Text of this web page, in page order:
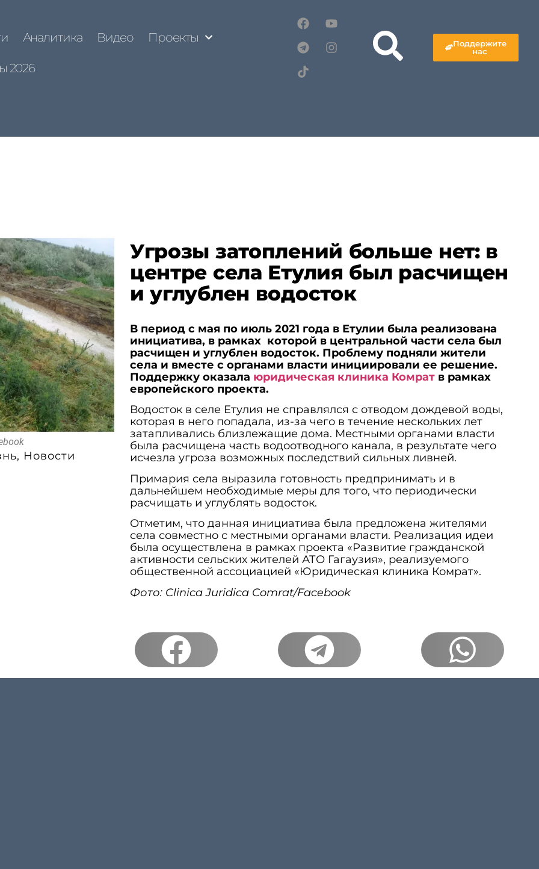
Аналитика Видео Проекты
2026
Поддержите
нас
, Новости
Угрозы затоплений больше нет: в
центре села Етулия был расчищен
и углублен водосток
В период с мая по июль 2021 года в Етулии была реализована
инициатива, в рамках которой в центральной части села был
расчищен и углублен водосток. Проблему подняли жители
села и вместе с органами власти инициировали ее решение.
Поддержку оказала юридическая клиника Комратв рамках
европейского проекта.
Водосток в селе Етулия не справлялся с отводом дождевой воды,
которая в него попадала, из-за чего в течение нескольких лет
затапливались близлежащие дома. Местными органами власти
была расчищена часть водоотводного канала, в результате чего
исчезла угроза возможных последствий сильных ливней.
Примария села выразила готовность предпринимать и в
дальнейшем необходимые меры для того, что периодически
расчищать и углублять водосток.
Отметим, что данная инициатива была предложена жителями
села совместно с местными органами власти. Реализация идеи
была осуществлена в рамках проекта «Развитие гражданской
активности сельских жителей АТО Гагаузия», реализуемого
общественной ассоциацией «Юридическая клиника Комрат».
Фото: Clinica Juridica Comrat/Facebook